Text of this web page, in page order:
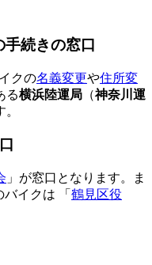
続きの窓口
クの名義変更や住所変
る横浜陸運局 （神奈川運
」が窓口となります。ま
イクは 「 鶴見区役